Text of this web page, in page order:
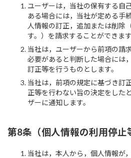
ユーザーは，当社の保有する自
ある場合には，当社が定める手
人情報の訂正，追加または削除
す。）を請求することができます
当社は，ユーザーから前項の請
必要があると判断した場合には
訂正等を行うものとします。
当社は，前項の規定に基づき訂
正等を行わない旨の決定をした
ザーに通知します。
第8条（個人情報の利用停止
当社は，本人から，個人情報が